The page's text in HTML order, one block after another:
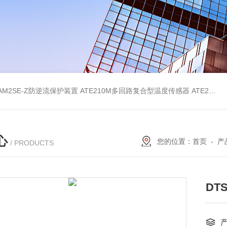
Z防逆流保护装置 ATE210M多回路复合型温度传感器 ATE210S单回路复合型温度传感器
/ PRODUCTS 您的位置： 首页 - 产